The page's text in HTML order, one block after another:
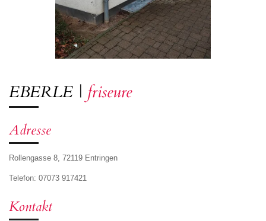
EBERLE | friseure
Adresse
Rollengasse 8, 72119 Entringen
Telefon: 07073 917421
Kontakt